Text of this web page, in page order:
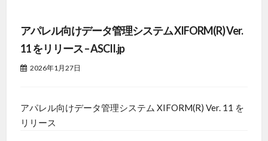
アパレル向けデータ管理システム XIFORM(R) Ver.
11 をリリース – ASCII.jp
2026年1月27日
アパレル向けデータ管理システム XIFORM(R) Ver. 11 を
リリース